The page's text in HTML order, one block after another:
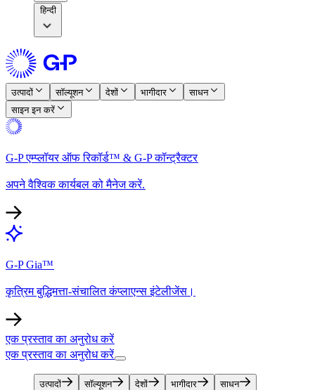
हिन्दी
उत्पादों​​ सॉल्यूशन​​ देशों​​ भागीदार​​
साधन​​
साइन इन करें​​
G-P एम्प्लॉयर ऑफ रिकॉर्ड™ & G-P कॉन्ट्रैक्टर​​
अपने वैश्विक कार्यबल को मैनेज करें.​​
G-P Gia™​​
कृत्रिम बुद्धिमत्ता-संचालित कंप्लाएन्स इंटेलीजेंस।​​
एक प्रस्ताव का अनुरोध करें​​
एक प्रस्ताव का अनुरोध करें​​
उत्पादों​​ सॉल्यूशन​​ देशों​​ भागीदार​​ साधन​​